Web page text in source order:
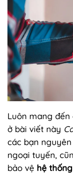
Luôn mang
ở bài viết này
các bạn
ngoại tuyến,
bảo vệ hệ